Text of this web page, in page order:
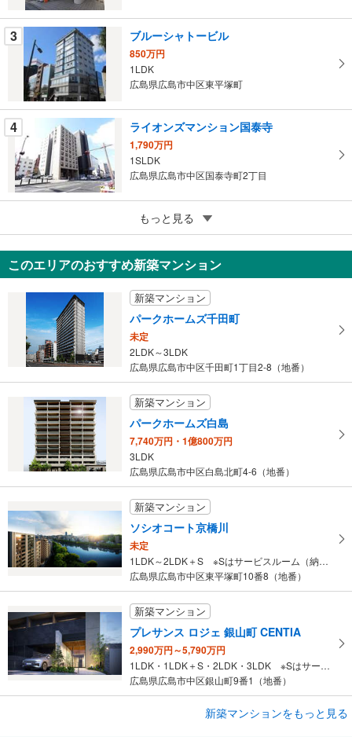
ペ
ー
す
る
3 ブルーシャトービル
850万円
1LDK
広島県広島市中区東平塚町
4 ライオンズマンション国泰寺
1,790万円
1SLDK
広島県広島市中区国泰寺町2丁目
ヴェル八丁堀
340万円
1R
広島県広島市中区八丁堀
もっと見る
このエリアのおすすめ新築マンション
新築マンション
パークホームズ千田町
未定
2LDK～3LDK
広島県広島市中区千田町1丁目2-8（地番）
新築マンション
パークホームズ白島
7,740万円・1億800万円
3LDK
広島県広島市中区白島北町4-6（地番）
新築マンション
ソシオコート京橋川
未定
1LDK～2LDK＋S ※Sはサービスルーム（納戸）です。
広島県広島市中区東平塚町10番8（地番）
新築マンション
プレサンス ロジェ 銀山町 CENTIA
2,990万円～5,790万円
1LDK・1LDK＋S・2LDK・3LDK ※Sはサービスルーム（納戸）です。
広島県広島市中区銀山町9番1（地番）
新築マンション新築マンションをもっと見る